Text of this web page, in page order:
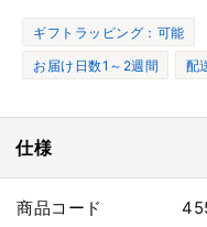
ギフトラッピング：可能
お届け日数1～2週間
配
仕様
商品コード